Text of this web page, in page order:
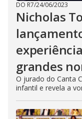
DO R7/24/06/2023
Nicholas
grandes
O jurado do Canta
infantil e revela a